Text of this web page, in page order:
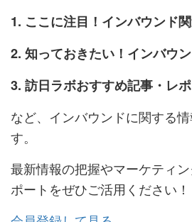
1. ここに注目！インバウンド
2. 知っておきたい！インバウ
3. 訪日ラボおすすめ記事・レ
など、インバウンドに関する
す。
最新情報の把握やマーケティ
ポートをぜひご活用ください！